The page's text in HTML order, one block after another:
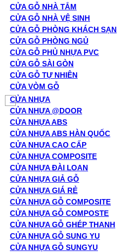
CỬA GỖ NHÀ TẮM
CỬA GỖ NHÀ VỆ SINH
CỬA GỖ PHÒNG KHÁCH SẠN
CỬA GỖ PHÒNG NGỦ
CỬA GỖ PHỦ NHỰA PVC
CỬA GỖ SÀI GÒN
CỬA GỖ TỰ NHIÊN
CỬA VÒM GỖ
CỬA NHỰA
CỬA NHỰA @DOOR
CỬA NHỰA ABS
CỬA NHỰA ABS HÀN QUỐC
CỬA NHỰA CAO CẤP
CỬA NHỰA COMPOSITE
CỬA NHỰA ĐÀI LOAN
CỬA NHỰA GIẢ GỖ
CỬA NHỰA GIÁ RẺ
CỬA NHỰA GỖ COMPOSITE
CỬA NHỰA GỖ COMPOSTE
CỬA NHỰA GỖ GHÉP THANH
CỬA NHỰA GỖ SUNG YU
CỬA NHỰA GỖ SUNGYU